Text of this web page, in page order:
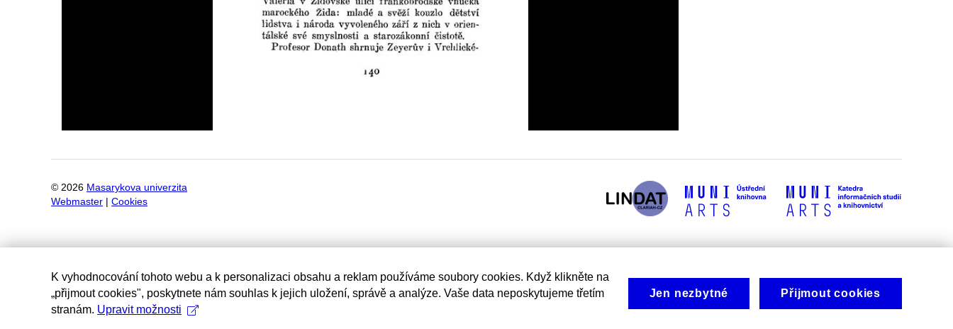
© 2026 Masarykova univerzita
Webmaster
Cookies
K vyhodnocování tohoto webu a k personalizaci obsahu a reklam používáme soubory cookies. Když klikněte na
„přijmout cookies", poskytnete nám souhlas k jejich uložení, správě a analýze. Vaše data neposkytujeme třetím
stranám. Upravit možnosti
Jen nezbytné Přijmout cookies